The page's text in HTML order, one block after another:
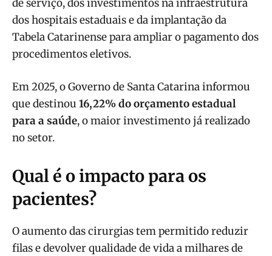
de serviço, dos investimentos na infraestrutura
dos hospitais estaduais e da implantação da
Tabela Catarinense para ampliar o pagamento dos
procedimentos eletivos.
Em 2025, o Governo de Santa Catarina informou
que destinou 16,22% do orçamento estadual
para a saúde, o maior investimento já realizado
no setor.
Qual é o impacto para os
pacientes?
O aumento das cirurgias tem permitido reduzir
filas e devolver qualidade de vida a milhares de